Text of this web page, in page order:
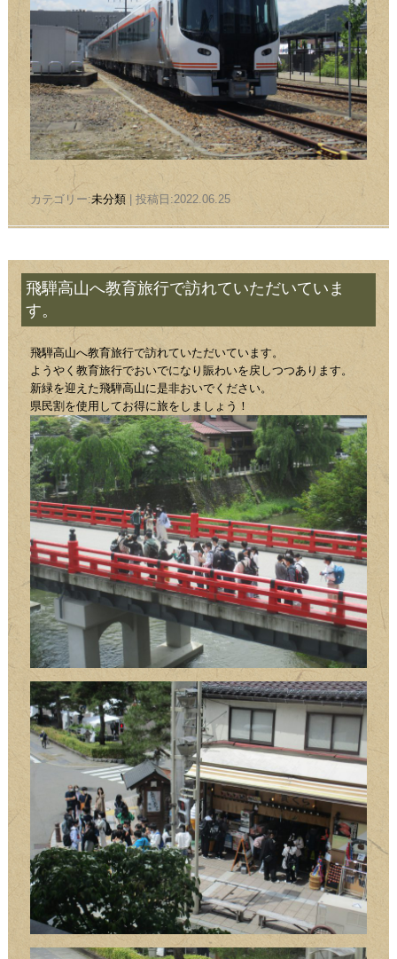
カテゴリー:未分類| 投稿日:2022.06.25
飛騨高山へ教育旅行で訪れていただいていま
す。
飛騨高山へ教育旅行で訪れていただいています。
ようやく教育旅行でおいでになり賑わいを戻しつつあります。
新緑を迎えた飛騨高山に是非おいでください。
県民割を使用してお得に旅をしましょう！